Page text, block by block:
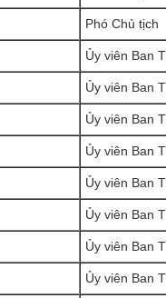
Phó Chủ tịch
Ủy viên Ban
Ủy viên Ban
Ủy viên Ban
Ủy viên Ban
Ủy viên Ban
Ủy viên Ban
Ủy viên Ban
Ủy viên Ban